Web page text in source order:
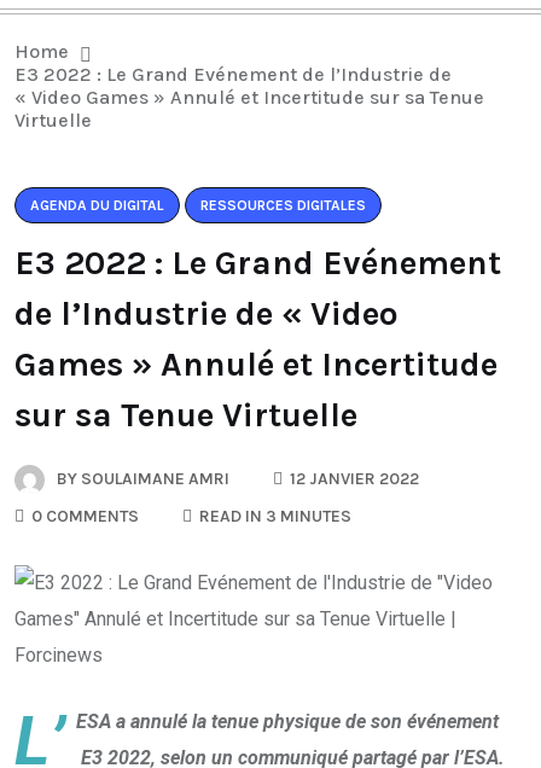
Home
E3 2022 : Le Grand Evénement de l’Industrie de
« Video Games » Annulé et Incertitude sur sa Tenue
Virtuelle
AGENDA DU DIGITAL RESSOURCES DIGITALES
E3 2022 : Le Grand Evénement
de l’Industrie de « Video
Games » Annulé et Incertitude
sur sa Tenue Virtuelle
BY SOULAIMANE AMRI
12 JANVIER 2022
0 COMMENTS
READ IN 3 MINUTES
L’ ESA a annulé la tenue physique de son événement
E3 2022, selon un communiqué partagé par l’ESA.